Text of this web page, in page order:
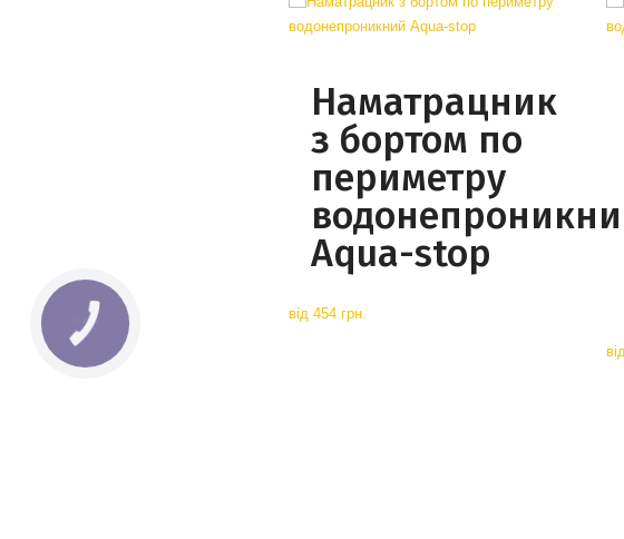
Наматрацник
з бортом по
периметру
Aqua-stop
від454 грн.
КНОПКА
СВЯЗИ